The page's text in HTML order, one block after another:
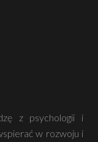
z psychologii i
w rozwoju i